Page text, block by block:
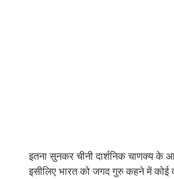
इतना सुनकर चीनी दार्शनिक चाणक्य के
इसीलिए भारत को जगद गुरु कहने में कोई